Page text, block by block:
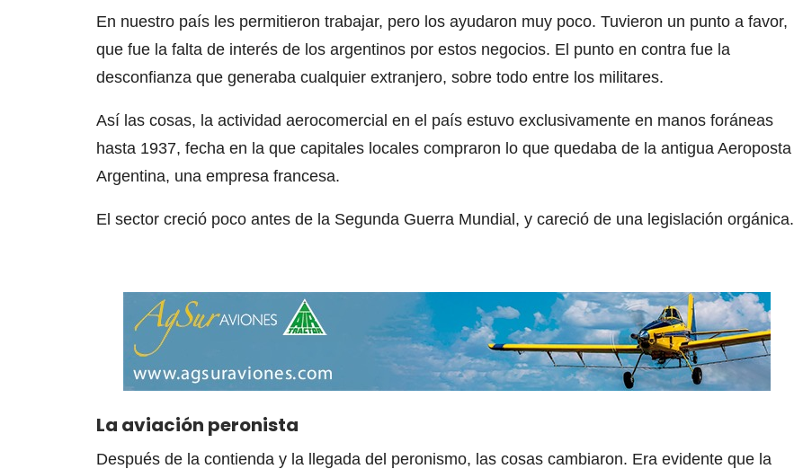
En nuestro país les permitieron trabajar, pero los ayudaron muy poco. Tuvieron un punto a favor,
que fue la falta de interés de los argentinos por estos negocios. El punto en contra fue la
desconfianza que generaba cualquier extranjero, sobre todo entre los militares.
Así las cosas, la actividad aerocomercial en el país estuvo exclusivamente en manos foráneas
hasta 1937, fecha en la que capitales locales compraron lo que quedaba de la antigua Aeroposta
Argentina, una empresa francesa.
El sector creció poco antes de la Segunda Guerra Mundial, y careció de una legislación orgánica.
La aviación peronista
Después de la contienda y la llegada del peronismo, las cosas cambiaron. Era evidente que la